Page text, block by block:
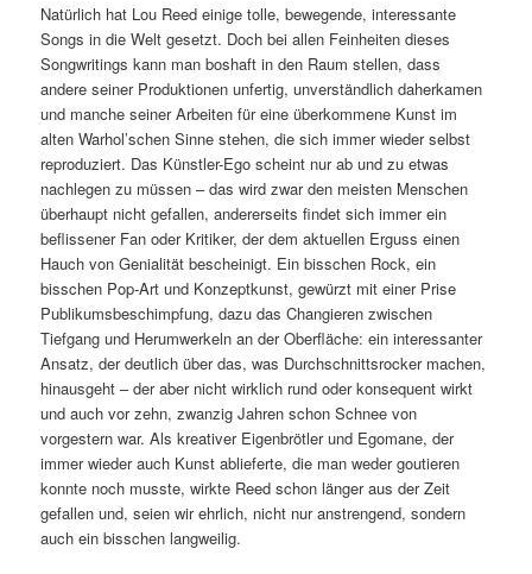
Natürlich hat Lou Reed einige tolle, bewegende, interessante
Songs in die Welt gesetzt. Doch bei allen Feinheiten dieses
Songwritings kann man boshaft in den Raum stellen, dass
andere seiner Produktionen unfertig, unverständlich daherkamen
und manche seiner Arbeiten für eine überkommene Kunst im
alten Warhol’schen Sinne stehen, die sich immer wieder selbst
reproduziert. Das Künstler-Ego scheint nur ab und zu etwas
nachlegen zu müssen – das wird zwar den meisten Menschen
überhaupt nicht gefallen, andererseits findet sich immer ein
beflissener Fan oder Kritiker, der dem aktuellen Erguss einen
Hauch von Genialität bescheinigt. Ein bisschen Rock, ein
bisschen Pop-Art und Konzeptkunst, gewürzt mit einer Prise
Publikumsbeschimpfung, dazu das Changieren zwischen
Tiefgang und Herumwerkeln an der Oberfläche: ein interessanter
Ansatz, der deutlich über das, was Durchschnittsrocker machen,
hinausgeht – der aber nicht wirklich rund oder konsequent wirkt
und auch vor zehn, zwanzig Jahren schon Schnee von
vorgestern war. Als kreativer Eigenbrötler und Egomane, der
immer wieder auch Kunst ablieferte, die man weder goutieren
konnte noch musste, wirkte Reed schon länger aus der Zeit
gefallen und, seien wir ehrlich, nicht nur anstrengend, sondern
auch ein bisschen langweilig.